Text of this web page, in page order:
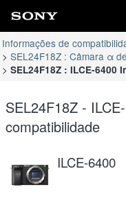
Informações de
SEL24F18Z : Câmara α
SEL24F18Z : ILCE-6400
SEL24F18Z -
compatibilidade
ILCE-6400